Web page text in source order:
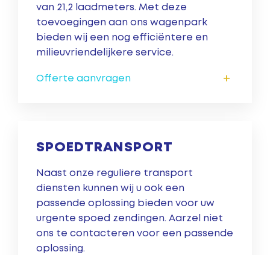
van 21,2 laadmeters. Met deze
toevoegingen aan ons wagenpark
bieden wij een nog efficiëntere en
milieuvriendelijkere service.
Offerte aanvragen +
SPOEDTRANSPORT
Naast onze reguliere transport
diensten kunnen wij u ook een
passende oplossing bieden voor uw
urgente spoed zendingen. Aarzel niet
ons te contacteren voor een passende
oplossing.